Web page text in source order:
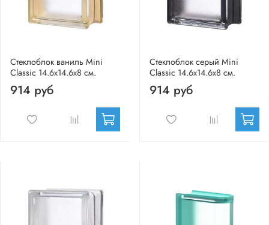
Стеклоблок ваниль Mini
Classic 14.6x14.6x8 см.
914 руб
Стеклоблок серый Mini
Classic 14.6x14.6x8 см.
914 руб